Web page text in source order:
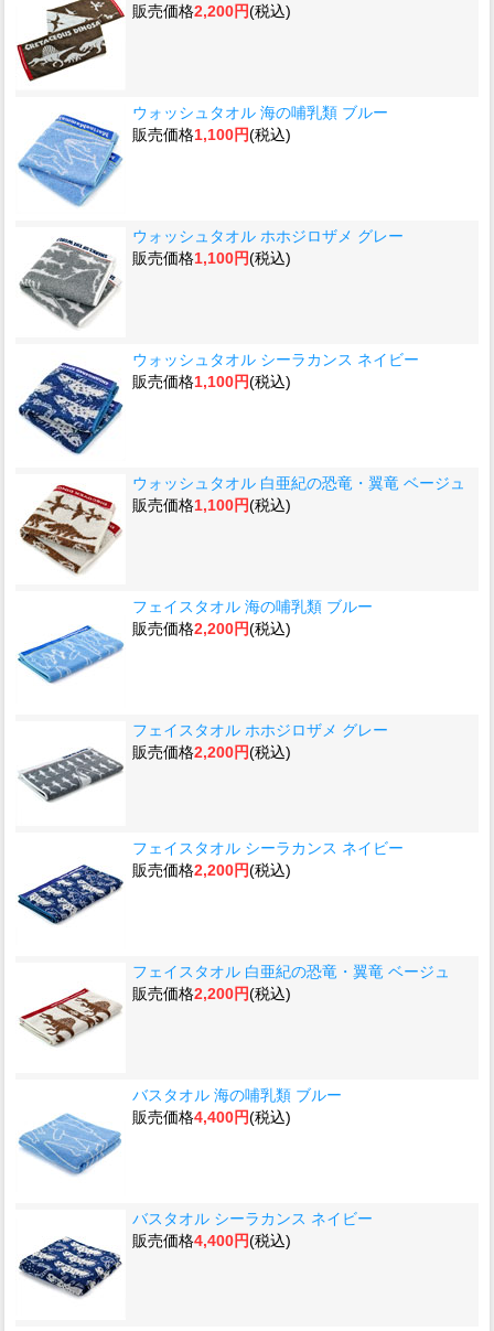
販売価格2,200円(税込)
ウォッシュタオル 海の哺乳類 ブルー
販売価格1,100円(税込)
ウォッシュタオル ホホジロザメ グレー
販売価格1,100円(税込)
ウォッシュタオル シーラカンス ネイビー
販売価格1,100円(税込)
ウォッシュタオル 白亜紀の恐竜・翼竜 ベージュ
販売価格1,100円(税込)
フェイスタオル 海の哺乳類 ブルー
販売価格2,200円(税込)
フェイスタオル ホホジロザメ グレー
販売価格2,200円(税込)
フェイスタオル シーラカンス ネイビー
販売価格2,200円(税込)
フェイスタオル 白亜紀の恐竜・翼竜 ベージュ
販売価格2,200円(税込)
バスタオル 海の哺乳類 ブルー
販売価格4,400円(税込)
バスタオル シーラカンス ネイビー
販売価格4,400円(税込)